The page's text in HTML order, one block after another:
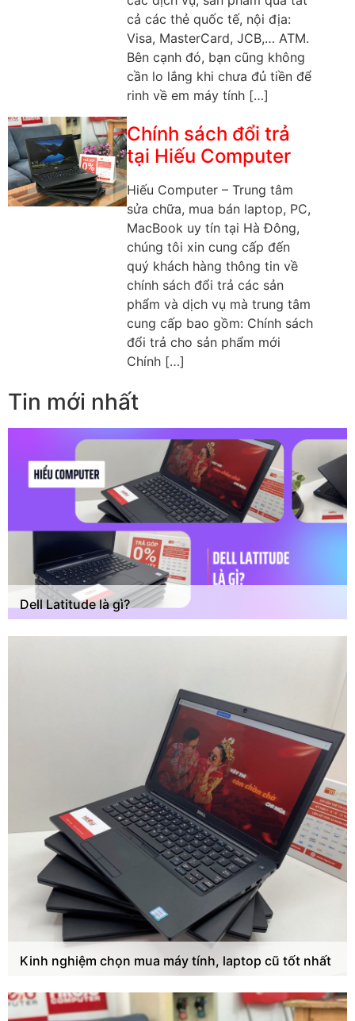
cả các thẻ quốc tế, nội địa:
Visa, MasterCard, JCB,… ATM.
Bên cạnh đó, bạn cũng không
cần lo lắng khi chưa đủ tiền để
rinh về em máy tính […]
Chính sách đổi trả
tại Hiếu Computer
Hiếu Computer – Trung tâm
sửa chữa, mua bán laptop, PC,
MacBook uy tín tại Hà Đông,
chúng tôi xin cung cấp đến
quý khách hàng thông tin về
chính sách đổi trả các sản
phẩm và dịch vụ mà trung tâm
cung cấp bao gồm: Chính sách
đổi trả cho sản phẩm mới
Chính […]
Tin mới nhất
Dell Latitude là gì?
Kinh nghiệm chọn mua máy tính, laptop cũ tốt nhất